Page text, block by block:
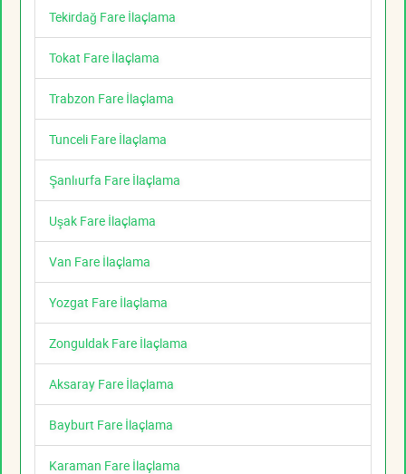
Tekirdağ Fare İlaçlama
Tokat Fare İlaçlama
Trabzon Fare İlaçlama
Tunceli Fare İlaçlama
Şanlıurfa Fare İlaçlama
Uşak Fare İlaçlama
Van Fare İlaçlama
Yozgat Fare İlaçlama
Zonguldak Fare İlaçlama
Aksaray Fare İlaçlama
Bayburt Fare İlaçlama
Karaman Fare İlaçlama